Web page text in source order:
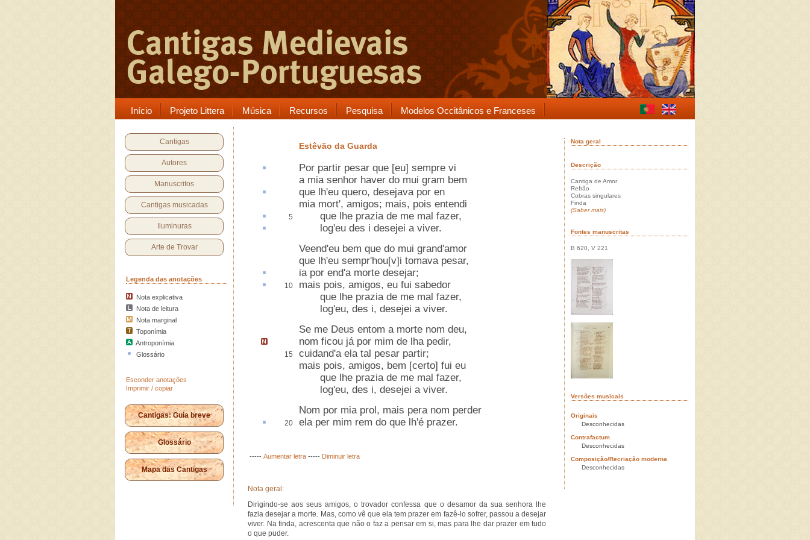
Início Projeto Littera Música Recursos Pesquisa Modelos Occitânicos e Franceses
Cantigas
Autores
Manuscritos
Cantigas musicadas
Iluminuras
Arte de Trovar
Legenda das anotações
Nota explicativa
Nota de leitura
Nota marginal
Toponímia
Antroponímia
Glossário
Esconder anotações
Imprimir / copiar
Cantigas: Guia breve
Glossário
Mapa das Cantigas
Estêvão da Guarda
Por partir pesar que [eu] sempre vi
a mia senhor haver do mui gram bem
que lh'eu quero, desejava por en
mia mort', amigos; mais, pois entendi
5 que lhe praziade me mal fazer,
log'eu des i desejei a viver.
Veend'eu bem que do mui grand'amor
que lh'eu sempr'hou[v]i tomava pesar,
ia por end'a morte desejar;
10 mais pois, amigos, eu fui sabedor
que lhe prazia de me mal fazer,
log'eu, des i, desejei a viver.
Se me Deus entom a morte nom deu,
nom ficou já por mim de lha pedir,
15
cuidand'a ela tal pesar partir;
mais pois, amigos, bem [certo] fui eu
que lhe prazia de me mal fazer,
log'eu, des i, desejei a viver.
Nom por mia prol, mais pera nom perder
20 ela per mim rem do que lh'é prazer.
----- Aumentar letra ----- Diminuir letra
Nota geral:
Dirigindo-se aos seus amigos, o trovador confessa que o desamor da sua senhora lhe
fazia desejar a morte. Mas, como vê que ela tem prazer em fazê-lo sofrer, passou a desejar
viver. Na finda, acrescenta que não o faz a pensar em si, mas para lhe dar prazer em tudo
o que puder.
Nota geral
Descrição
Cantiga de Amor
Refrão
Cobras singulares
Finda
(Saber mais)
Fontes manuscritas
B 620, V 221
Versões musicais
Originais
Desconhecidas
Contrafactum
Desconhecidas
Composição/Recriação moderna
Desconhecidas